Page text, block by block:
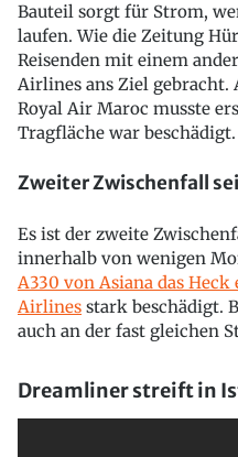
Bauteil sorgt für Strom,
laufen. Wie die Zeitung
Reisenden mit einem
Airlines ans Ziel gebracht.
Royal Air Maroc musste
Tragfläche war beschädigt.
Zweiter Zwischenfall
Es ist der zweite
innerhalb von wenigen
A330 von Asiana das
Airlines stark beschädigt.
auch an der fast gleichen
Dreamliner streift in